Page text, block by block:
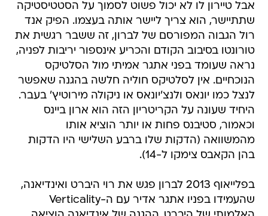
אבל טיירון לו לא יכול פשוט לסמוך על הסטטיסטיקה
שתתיישר, הוא צריך ליישר אותה בעצמו. הפיק אנד
רול הגבוה המפורסם של לברון, זה ששבר רגשית את
טורונטו בסיבוב הקודם והכריע אינספור יריבות לפניה,
נראה שעומד בפני אתגר אמיתי מול הסלטיקס
הנוכחיים. אין לסלטיקס חוליה חלשה בהגנה שאפשר
לנצל כמו יונאס ולנצ'יונאס או ניקולה מירוטיץ' בעבר.
היחיד שעונה על הקריטריון הזה הוא ארון ביינס
וכאמור, סטיבנס פחות או יותר הוציא אותו
מהמשוואה (הדקות שלו ברבע השלישי היו הדקות
בהן הקאבס צימקו ל-14).
בפלייאוף 2013 לברון פגש את רוי היברט ואינדיאנה,
שהעמידו בפניו אתגר אדיר עם ה-Verticality